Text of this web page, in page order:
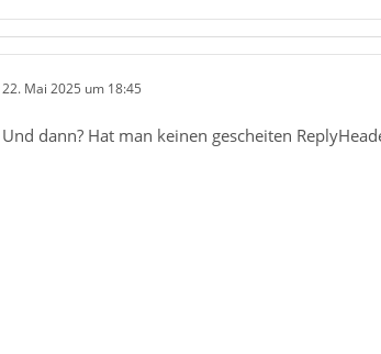
22. Mai 2025 um 18:45
Und dann? Hat man keinen gescheiten